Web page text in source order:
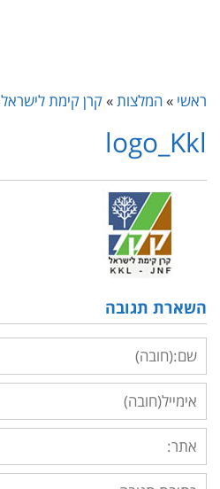
ראשי »המלצות»קרן קימת לישראל
logo_Kkl
השארת תגובה